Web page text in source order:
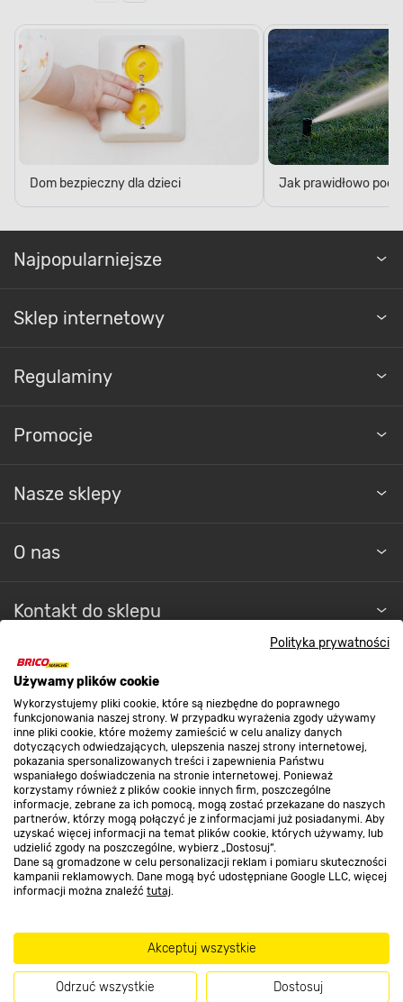
Polityka prywatności
Używamy plików cookie
Wykorzystujemy pliki cookie, które są niezbędne do poprawnego
funkcjonowania naszej strony. W przypadku wyrażenia zgody używamy
inne pliki cookie, które możemy zamieścić w celu analizy danych
dotyczących odwiedzających, ulepszenia naszej strony internetowej,
pokazania spersonalizowanych treści i zapewnienia Państwu
wspaniałego doświadczenia na stronie internetowej. Ponieważ
korzystamy również z plików cookie innych firm, poszczególne
informacje, zebrane za ich pomocą, mogą zostać przekazane do naszych
partnerów, którzy mogą połączyć je z informacjami już posiadanymi. Aby
uzyskać więcej informacji na temat plików cookie, których używamy, lub
udzielić zgody na poszczególne, wybierz „Dostosuj”.
Dane są gromadzone w celu personalizacji reklam i pomiaru skuteczności
kampanii reklamowych. Dane mogą być udostępniane Google LLC, więcej
informacji można znaleźć tutaj.
Akceptuj wszystkie
Odrzuć wszystkie Dostosuj
Dom bezpieczny dla dzieci Jak prawidłowo
Najpopularniejsze
Sklep internetowy
Regulaminy
Promocje
Nasze sklepy
O nas
Kontakt do sklepu
Strefa biznesu
Dołącz do nas
Metody płatności
Informacje handlowe o towarach i ich cenach podane na stronach serwisu:
nie stanowią oferty, a są wyłącznie
zaproszeniem do zawarcia umowy w rozumieniu art. 71 Kodeksu cywilnego.